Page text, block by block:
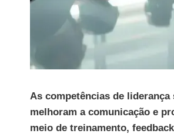
As competências de
melhoram a comunicação e
meio de treinamento,